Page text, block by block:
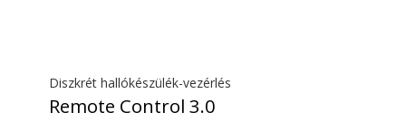
Diszkrét hallókészülék-vezérlés
Remote Control 3.0